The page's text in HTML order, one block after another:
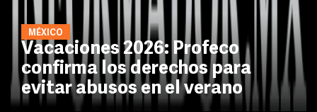
MÉXICO
Vacaciones 2026: Profeco
confirma los derechos para
evitar abusos en el verano